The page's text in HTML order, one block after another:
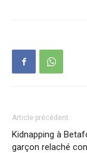
Article précédent
Kidnapping à
garçon relaché